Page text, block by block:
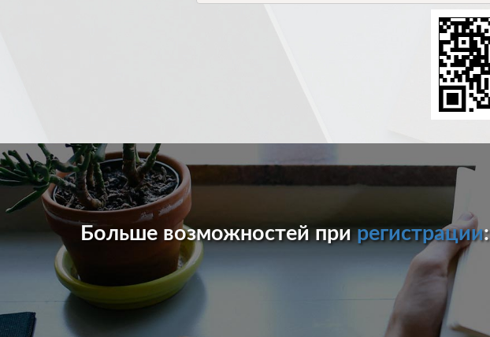
Больше возможностей прирегистрации: